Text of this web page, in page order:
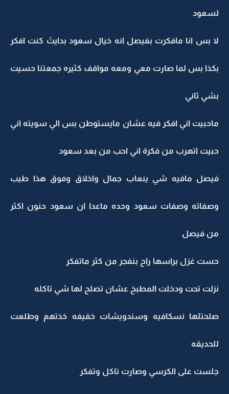
لسعود
لا بس انا مافكرت بفيصل انه خيال سعود بدايتً كنت افكر
بكذا بس لما صارت معي ومعه مواقف كثيره جمعتنا حسيت
بشي ثاني
ماحبيت اني افكر فيه عشان مايستوطن بس الي سويته اني
حبيت اتهرب من فكرة اني احب من بعد سعود
فيصل مافيه شي ينعاب جمال واخلاق وفوق هذا طيب
وصفاته وصفات سعود وحده ماعدا ان سعود حنون اكثر
من فيصل
حست غزل براسها راح بنفجر من كثر ماتفكر
نزلت تحت ودخلت المطبخ عشان تصلح لها شي تاكله
صلحتلها نسكافيه وسندويشات خفيفه خذتهم وطلعت
للحديقه
جلست على الكرسي وصارت تاكل وتفكر